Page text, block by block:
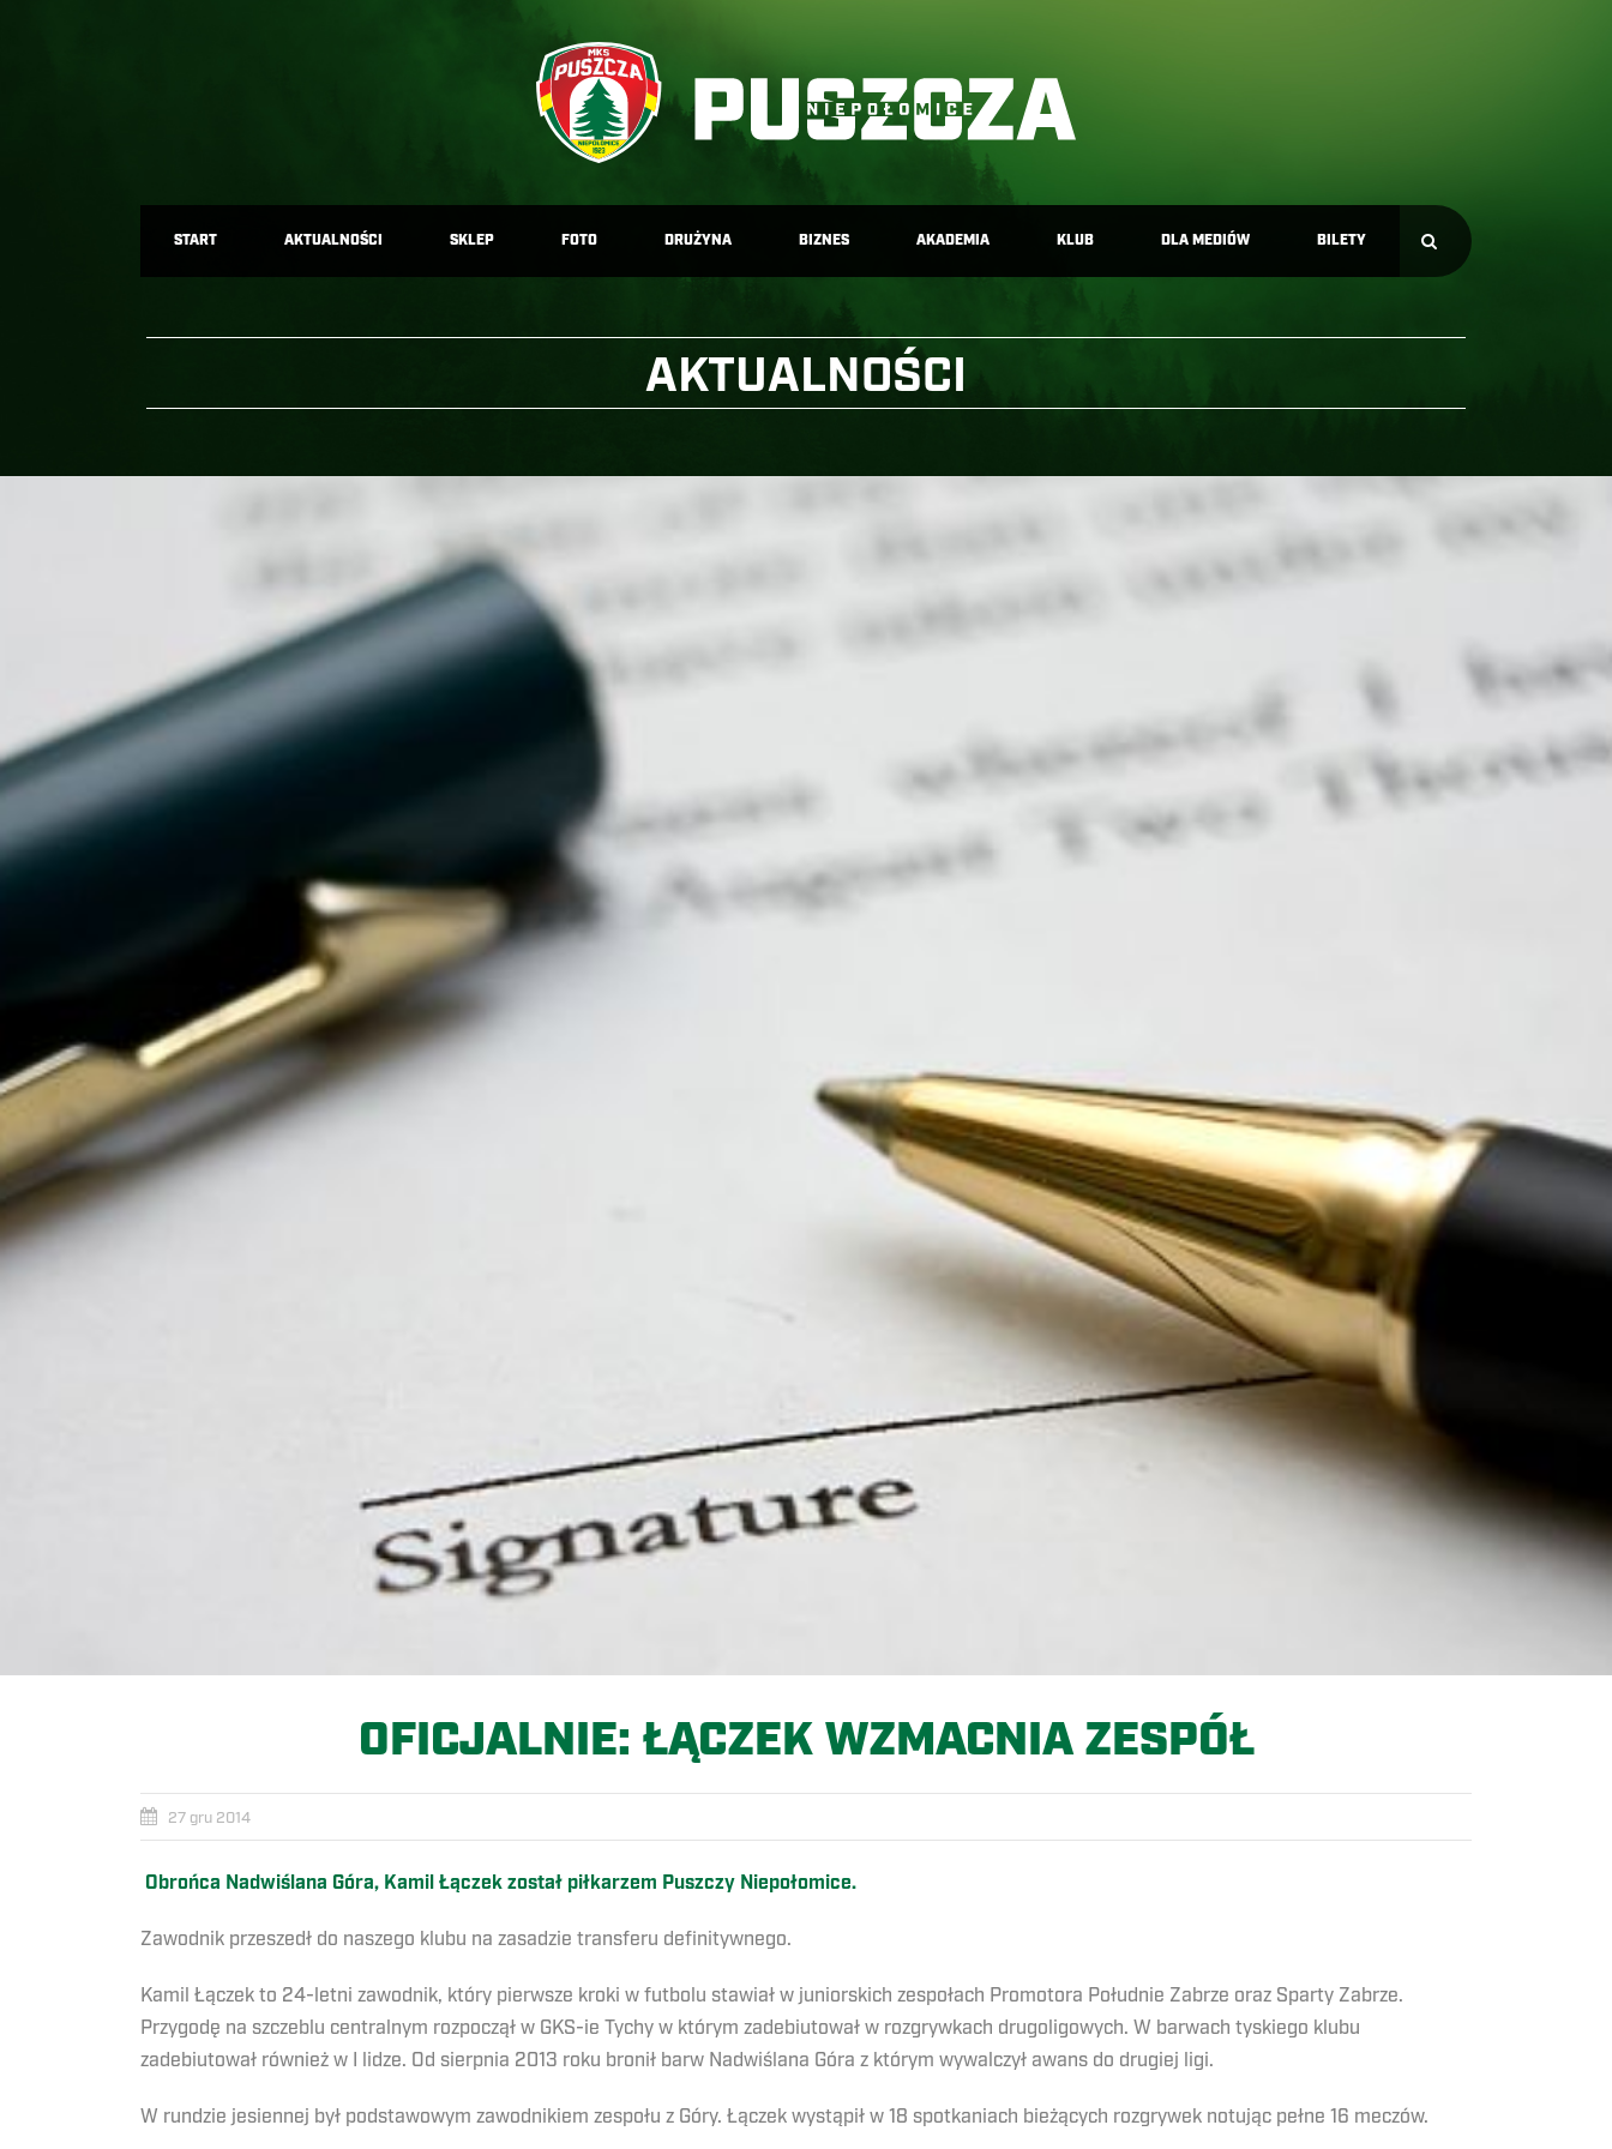
START AKTUALNOŚCI SKLEP FOTO DRUŻYNA BIZNES AKADEMIA KLUB DLA MEDIÓW BILETY
AKTUALNOŚCI
OFICJALNIE: ŁĄCZEK WZMACNIA ZESPÓŁ
27 gru 2014
Obrońca Nadwiślana Góra, Kamil Łączek został piłkarzem Puszczy Niepołomice.
Zawodnik przeszedł do naszego klubu na zasadzie transferu definitywnego.
Kamil Łączek to 24-letni zawodnik, który pierwsze kroki w futbolu stawiał w juniorskich zespołach Promotora Południe Zabrze oraz Sparty Zabrze.
Przygodę na szczeblu centralnym rozpoczął w GKS-ie Tychy w którym zadebiutował w rozgrywkach drugoligowych. W barwach tyskiego klubu
zadebiutował również w I lidze. Od sierpnia 2013 roku bronił barw Nadwiślana Góra z którym wywalczył awans do drugiej ligi.
W rundzie jesiennej był podstawowym zawodnikiem zespołu z Góry. Łączek wystąpił w 18 spotkaniach bieżących rozgrywek notując pełne 16 meczów.